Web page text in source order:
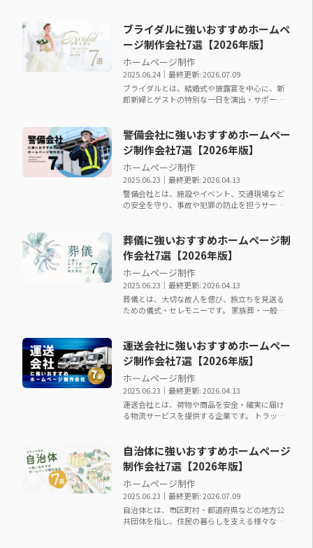
ブライダルに強いおすすめホームペ
ージ制作会社7選【2026年版】
ホームページ制作
2025.06.24｜最終更新: 2026.07.09
ブライダルとは、結婚式や披露宴を中心に、新
郎新婦とゲストの特別な一日を演出・サポート
警備会社に強いおすすめホームペー
ジ制作会社7選【2026年版】
ホームページ制作
2025.06.23 ｜最終更新: 2026.04.13
警備会社とは、施設やイベント、交通現場など
の安全を守り、事故や犯罪の防止を担うサービ
葬儀に強いおすすめホームページ制
作会社7選【2026年版】
ホームページ制作
2025.06.23 ｜最終更新: 2026.04.13
葬儀とは、大切な故人を偲び、旅立ちを見送る
ための儀式・セレモニーです。 家族葬・一般
運送会社に強いおすすめホームペー
ジ制作会社7選【2026年版】
ホームページ制作
2025.06.23 ｜最終更新: 2026.04.13
運送会社とは、荷物や商品を安全・確実に届け
る物流サービスを提供する企業です。 トラック
自治体に強いおすすめホームページ
制作会社7選【2026年版】
ホームページ制作
2025.06.23 ｜最終更新: 2026.07.09
自治体とは、市区町村・都道府県などの地方公
共団体を指し、住民の暮らしを支える様々な行